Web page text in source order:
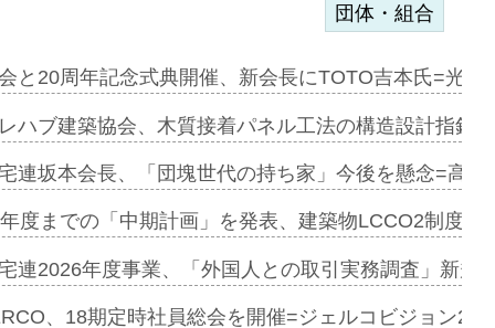
を提案=P…
ンビ…
加=リンナ…
見込む=…
団体・組合
と20周年記念式典開催、新会長にTOTO吉本氏=光
ハブ建築協会、木質接着パネル工法の構造設計指針
連坂本会長、「団塊世代の持ち家」今後を懸念=高
度までの「中期計画」を発表、建築物LCCO2制度
連2026年度事業、「外国人との取引実務調査」新規
、18期定時社員総会を開催=ジェルコビジョン